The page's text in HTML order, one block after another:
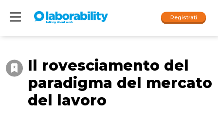
Registrati
I nostri social
Accedi
People
Il rovesciamento del
paradigma del mercato
del lavoro